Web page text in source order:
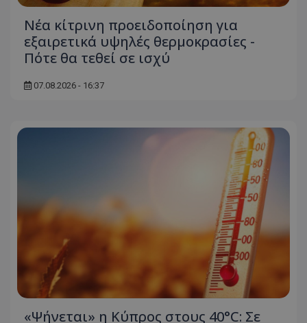
Νέα κίτρινη προειδοποίηση για
εξαιρετικά υψηλές θερμοκρασίες -
Πότε θα τεθεί σε ισχύ
07.08.2026 - 16:37
«Ψήνεται» η Κύπρος στους 40°C: Σε